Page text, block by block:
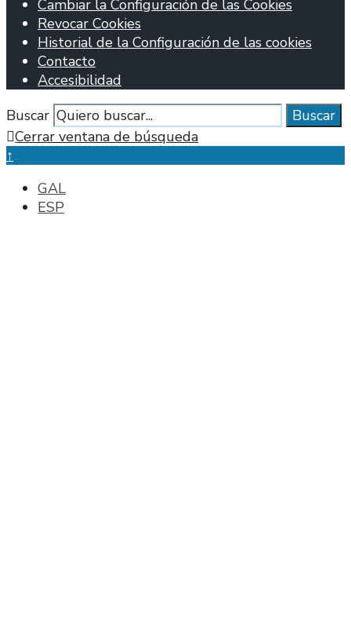
Cambiar la Configuración de las Cookies
Revocar Cookies
Historial de la Configuración de las cookies
Contacto
Accesibilidad
Buscar
Buscar
Cerrar ventana de búsqueda
↑
GAL
ESP